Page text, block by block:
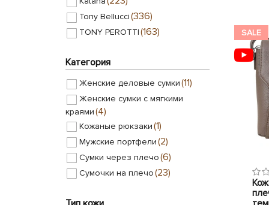
Tony Bellucci(336)
TONY PEROTTI(163)
Mike Browen
Ashwood (114) Barkli(7)
BlankNote (281)
BOND(141)
Buffalo Bags(619)
Desisan(1060)
Dor Flinger
Feretti(16)
Категория
Женские деловые сумки(11)
Женские сумки с мягкими
краями(4)
Кожаные рюкзаки(1)
Мужские портфели(2)
Сумки через плечо(6)
Сумочки на плечо(23)
SALE